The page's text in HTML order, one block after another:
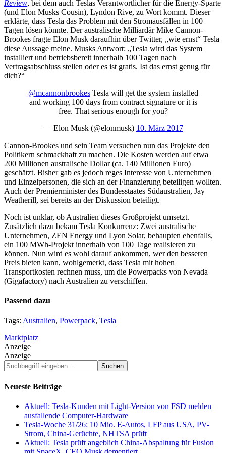
Review, bei dem auch Teslas Verantwortlicher für die Energy-Sparte
(und Elon Musks Cousin), Lyndon Rive, zu Wort kommt. Dieser
erklärte, dass Tesla das Problem mit den Stromausfällen in 100
Tagen lösen könnte. Der australische Milliardär Mike Cannon-
Brookes fragte Elon Musk daraufhin über Twitter, „wie ernst“ Tesla
diese Aussage meine. Musks Antwort: „Tesla wird das System
installiert und betriebsbereit innerhalb 100 Tagen nach
Vertragsabschluss stellen oder es ist gratis. Ist das ernst genug für
dich?“
@mcannonbrookesTesla will get the system installed
and working 100 days from contract signature or it is
free. That serious enough for you?
— Elon Musk (@elonmusk) 10. März 2017
Cannon-Brookes und sein Team versuchen nun das Projekte den
Politikern schmackhaft zu machen. Die Kosten werden auf etwa
200 Millionen australische Dollar (ca. 140 Millionen Euro)
geschätzt. Bisher gab es jedoch reges Interesse von Unternehmen
und Einzelpersonen, die sich an der Finanzierung beteiligen wollten.
Auch der Premierminister des Bundesstaates Südaustralien, Jay
Weatherill, sei bereits an der Diskussion beteiligt.
Noch ist unklar, ob Australien dieses Großprojekt umsetzt.
Zusätzlich dazu bekam Tesla Konkurrenz: Zwei australische
Unternehmen, ZEN Energy und Lyon Solar, behaupten ebenfalls,
ein 100 MWh-Projekt innerhalb von 100 Tage realisieren zu
können. Nun wird es wohl darauf ankommen, wer den besseren
Preis bieten kann, wohlgemerkt, dass Tesla mit hohen
Transportkosten rechnen muss, um die Powerpacks von Nevada
(Gigafactory) nach Australien zu verschiffen.
Passend dazu
Tags: Australien, Powerpack, Tesla
Marktplatz
Anzeige
Anzeige
Suchbegriff
eingeben...
Neueste Beiträge
Aktuell: Tesla-Kunden mit Light-Version von FSD melden
ausfallende Computer-Hardware
Tesla-Woche 31/26: 10 Mio. E-Autos, LFP aus USA, PV-
Strom, China-Gerüchte, NHTSA prüft
Aktuell: Tesla prüft angeblich China-Abspaltung für Fusion